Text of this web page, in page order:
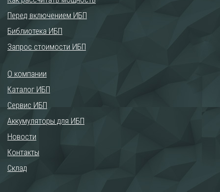
Перед включением ИБП
Библиотека ИБП
Запрос стоимости ИБП
О компании
Каталог ИБП
Сервис ИБП
Аккумуляторы для ИБП
Новости
Контакты
Склад